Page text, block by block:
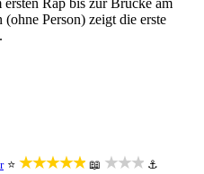
Rap bis zur Brücke am
Person) zeigt die erste
⭐ ★★★★★ 📖 ★★★ ⚓